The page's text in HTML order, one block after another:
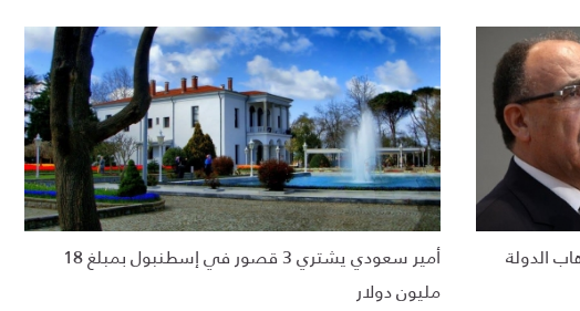
الدولة
أمير سعودي يشتري 3 قصور في إسطنبول بمبلغ 18
مليون دولار